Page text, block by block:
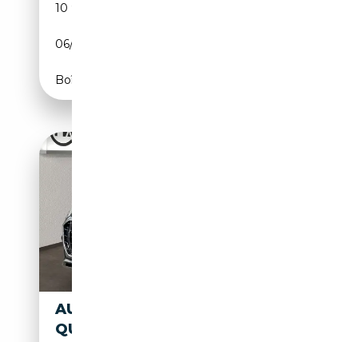
10 950 km
06/2025
Boîte automatique
AUDI Q8 50 TDI
QUATTRO